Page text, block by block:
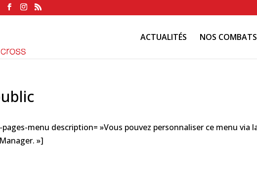
ACTUALITÉS NOS COMBATS
menu description= »Vous pouvez personnaliser ce menu via
»]